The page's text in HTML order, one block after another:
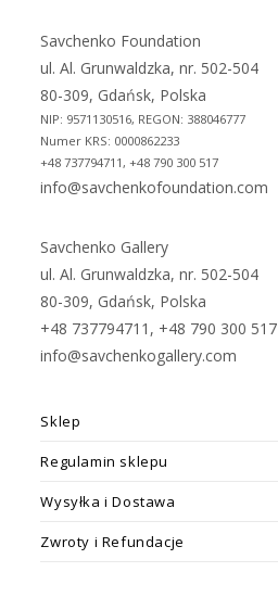
new
tab
new
tab
Savchenko Foundation
ul. Al. Grunwaldzka, nr. 502-504
80-309, Gdańsk, Polska
NIP: 9571130516, REGON: 388046777
Numer KRS: 0000862233
+48 737794711, +48 790 300 517
info@savchenkofoundation.com
Savchenko Gallery
ul. Al. Grunwaldzka, nr. 502-504
80-309, Gdańsk, Polska
+48 737794711, +48 790 300 517
info@savchenkogallery.com
Sklep
Regulamin sklepu
Wysyłka i Dostawa
Zwroty i Refundacje